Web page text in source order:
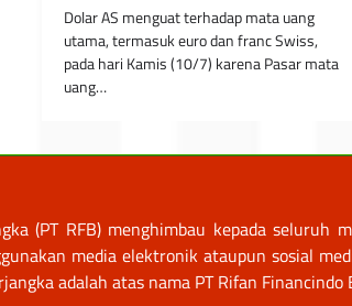
Dolar AS menguat terhadap mata uang
utama, termasuk euro dan franc Swiss,
pada hari Kamis (10/7) karena Pasar mata
uang…
(PT RFB) menghimbau kepada
media elektronik ataupun sosial
adalah atas nama PT Rifan